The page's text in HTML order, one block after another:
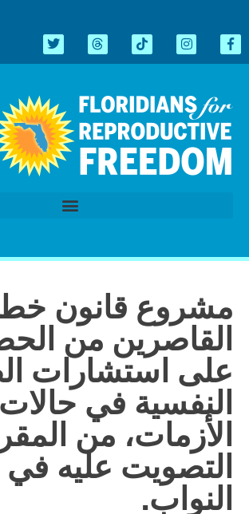
مشروع قانون
القاصرين من
على استشارات
النفسية في حالات
الأزمات، من
التصويت عليه
النواب.